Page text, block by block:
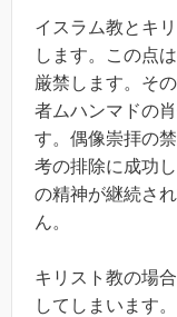
イスラム教とキ
します。この点
厳禁します。そ
者ムハンマドの
す。偶像崇拝の
考の排除に成功
の精神が継続さ
ん。
キリスト教の場
してしまいます